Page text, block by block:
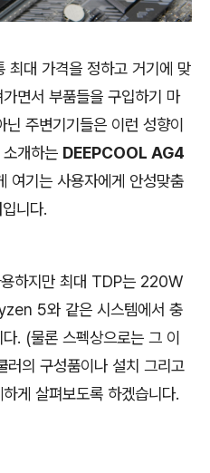
최대 가격을 정하고 거기에 맞
면서 부품들을 구입하기 마
주변기기들은 이런 성향이
개하는 DEEPCOOL AG4
여기는 사용자에게 안성맞춤
니다.
하지만 최대 TDP는 220W
5와 같은 시스템에서 충
. (물론 스펙상으로는 그 이
러의 구성품이나 설치 그리고
게 살펴보도록 하겠습니다.